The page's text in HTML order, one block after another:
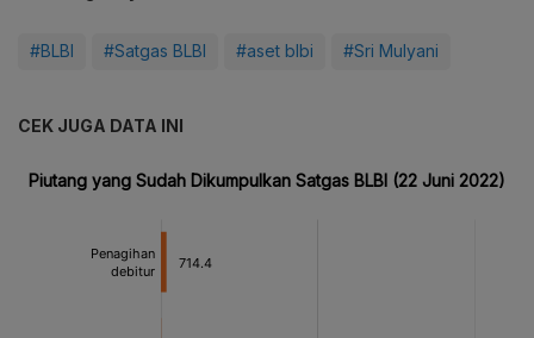
#BLBI #Satgas BLBI #aset blbi #Sri Mulyani
CEK JUGA DATA INI